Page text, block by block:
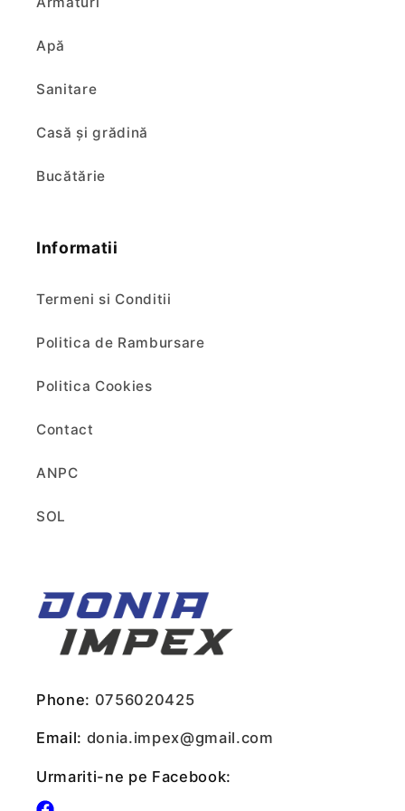
Apă
Sanitare
Casă și grădină
Bucătărie
Informatii
Termeni si Conditii
Politica de Rambursare
Politica Cookies
Contact
ANPC
SOL
Phone: 0756020425
Email: donia.impex@gmail.com
Urmariti-ne pe Facebook: